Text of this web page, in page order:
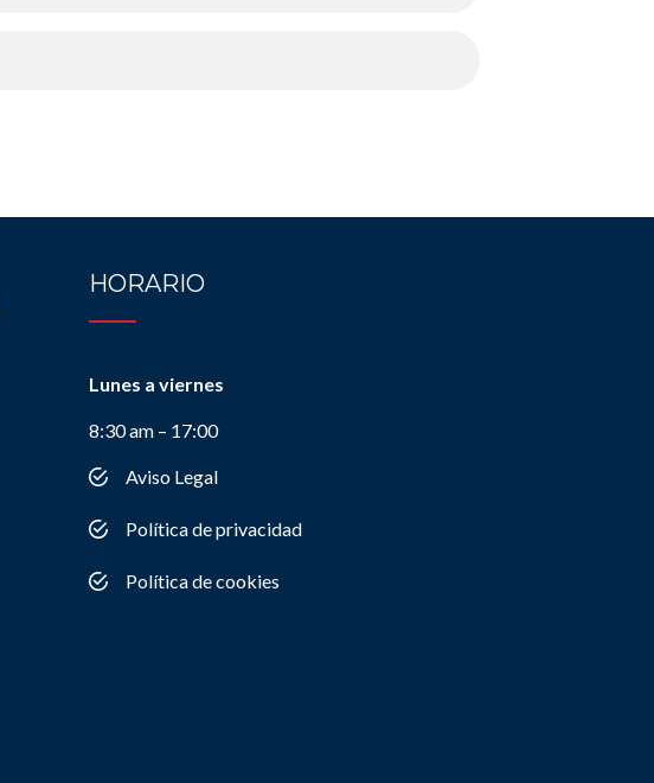
HORARIO
Lunes a viernes
8:30 am – 17:00
Aviso Legal
Política de privacidad
Política de cookies